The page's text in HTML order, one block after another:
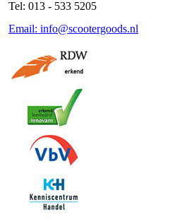
Tel: 013 - 533 5205
Email: info@scootergoods.nl